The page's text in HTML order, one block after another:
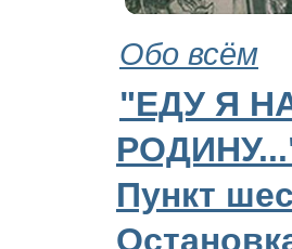
Обо всём
"ЕДУ Я
Пункт